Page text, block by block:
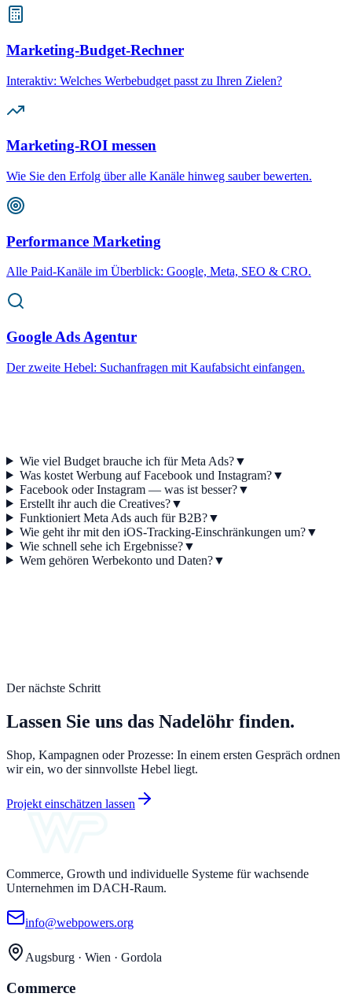
Marketing-Budget-Rechner
Interaktiv: Welches Werbebudget passt zu Ihren Zielen?
Marketing-ROI messen
Wie Sie den Erfolg über alle Kanäle hinweg sauber bewerten.
Performance Marketing
Alle Paid-Kanäle im Überblick: Google, Meta, SEO & CRO.
Google Ads Agentur
Der zweite Hebel: Suchanfragen mit Kaufabsicht einfangen.
Wie viel Budget brauche ich für Meta Ads?▼
Was kostet Werbung auf Facebook und Instagram?▼
Facebook oder Instagram — was ist besser?▼
Erstellt ihr auch die Creatives?▼
Funktioniert Meta Ads auch für B2B?▼
Wie geht ihr mit den iOS-Tracking-Einschränkungen um?▼
Wie schnell sehe ich Ergebnisse?▼
Wem gehören Werbekonto und Daten?▼
Der nächste Schritt
Lassen Sie uns das Nadelöhr finden.
Shop, Kampagnen oder Prozesse: In einem ersten Gespräch ordnen
wir ein, wo der sinnvollste Hebel liegt.
Projekt einschätzen lassen
Commerce, Growth und individuelle Systeme für wachsende
Unternehmen im DACH-Raum.
info@webpowers.org
Augsburg · Wien · Gordola
Commerce